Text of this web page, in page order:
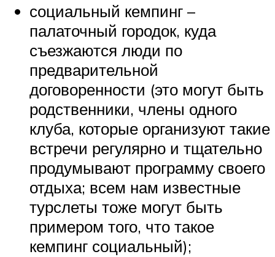
социальный кемпинг –
палаточный городок, куда
съезжаются люди по
предварительной
договоренности (это могут быть
родственники, члены одного
клуба, которые организуют такие
встречи регулярно и тщательно
продумывают программу своего
отдыха; всем нам известные
турслеты тоже могут быть
примером того, что такое
кемпинг социальный);